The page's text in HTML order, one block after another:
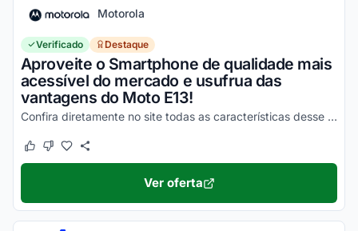
Motorola
Verificado Destaque
Aproveite o Smartphone de qualidade mais
acessível do mercado e usufrua das
vantagens do Moto E13!
Confira diretamente no site todas as características desse novo smartphone Motorola e aproveite!
Este cupom funcionou
Este cupom não funcionou
Ver oferta